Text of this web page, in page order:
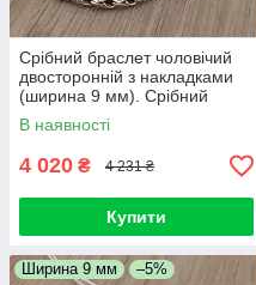
Срібний браслет чоловічий
двосторонній з накладками
(ширина 9 мм). Срібний
браслет широкий на руку.
20,5 см
В наявності
4 020 ₴ 4 231 ₴
Купити
Ширина 9 мм –5%